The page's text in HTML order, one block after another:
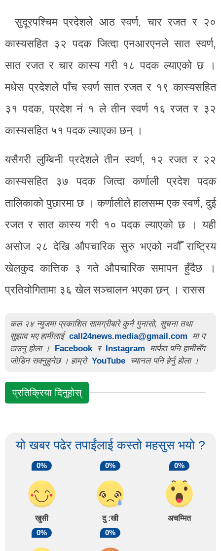
सुदूरपश्चिम प्रदेशले आठ स्वर्ण, चार रजत र २०
कास्यसहित ३२ पदक जित्दा एनआरएनले सात स्वर्ण,
सात रजत र चार कास्य गरी १८ पदक ल्याएको छ ।
मधेस प्रदेशले पाँच स्वर्ण सात रजत र १९ कास्यसहित
३१ पदक, प्रदेश नं १ ले तीन स्वर्ण १६ रजत र ३२
कास्यसहित ५१ पदक ल्याएका छन् ।
यसैगरी लुम्बिनी प्रदेशले तीन स्वर्ण, १२ रजत र २२
कास्यसहित ३७ पदक जित्दा कर्णाली प्रदेश पदक
तालिकाको पुछारमा छ । कर्णालीले हालसम्म एक स्वर्ण, दुई
रजत र सात कास्य गरी १० पदक ल्याएको छ । यही
असोज २८ देखि औपचारिक सुरु भएको नवौँ राष्ट्रिय
खेलकुद कात्तिक ३ गते औपचारिक समापन हुँदैछ ।
प्रतियोगितामा ३६ खेल सञ्चालन भएका छन् । रासस
कल २४ न्युजमा प्रकाशित सामग्रीबारे कुनै गुनासो, सुचना तथा
सुझाव भए हामीलाई call24news.media@gmail.com
मा प
ठाउनु होला ।
Facebook र Instagram
मार्फत पनि हामीसँग
जोडिन सक्नुहुनेछ । हाम्रो YouTube च्यानल पनि हेर्नु होला ।
प्रतिक्रिया दिनुहोस्
यो खबर पढेर तपाईंलाई कस्तो महसुस भयो ?
0%
खुसी
0%
दु :खी
0%
अचम्मित
0%
0%